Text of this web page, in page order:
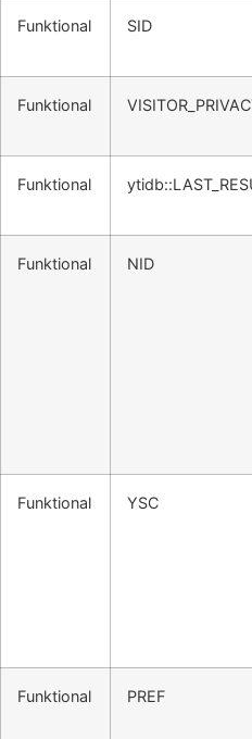
Funktional SID
Funktional
Funktional
Funktional NID
Funktional YSC
Funktional PREF